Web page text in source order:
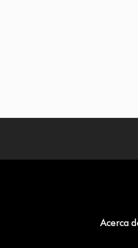
Acerca